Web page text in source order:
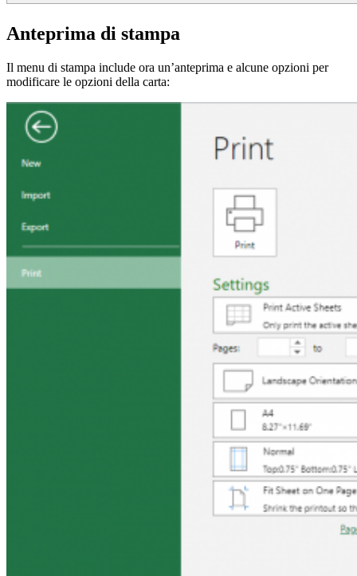
Anteprima di stampa
Il menu di stampa include ora un’anteprima e alcune opzioni per
modificare le opzioni della carta: